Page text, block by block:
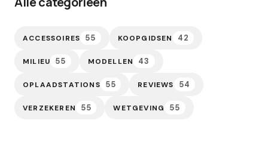
ACCESSOIRES 55 KOOPGIDSEN 42
MILIEU 55 MODELLEN 43
OPLAADSTATIONS 55 REVIEWS 54
VERZEKEREN 55 WETGEVING 55